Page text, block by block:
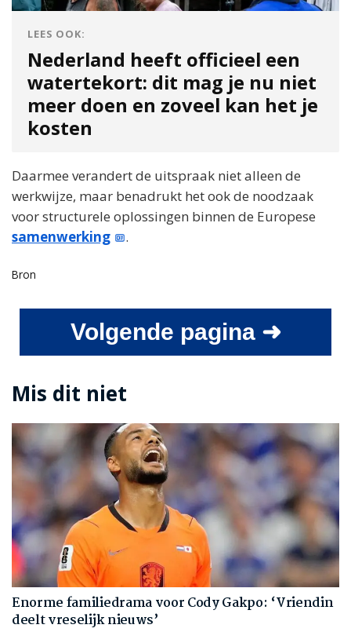
LEES OOK:
Nederland heeft officieel een
watertekort: dit mag je nu niet
meer doen en zoveel kan het je
kosten
Daarmee verandert de uitspraak niet alleen de
werkwijze, maar benadrukt het ook de noodzaak
voor structurele oplossingen binnen de Europese
samenwerking
.
Bron
Volgende pagina ➜
Mis dit niet
Enorme familiedrama voor Cody Gakpo: ‘Vriendin
deelt vreselijk nieuws’